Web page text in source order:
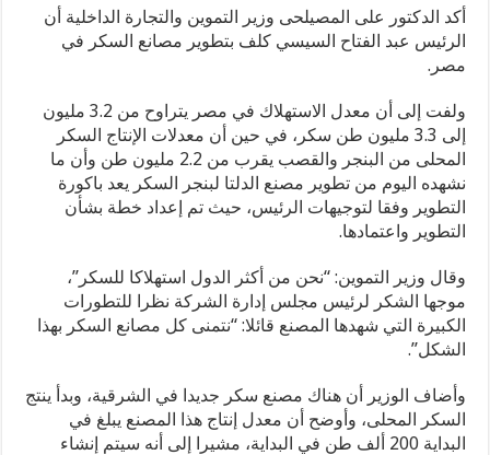
مجموعة بيك الباتروس للفنادق تطلق Capri City أكبر مدينة سياحية متكاملة في سهل حشيش تضم 6 منتجعات و5 آلاف غرفة
مدحت بركات: الرئيس السيسي يكتب صفحة جديدة في تاريخ مصر
جابر البغدادي: رؤية الرئيس السيسي تؤكد ريادة مصر في إفريقيا
الجهني: ما قدمته “صحة سوهاج” ومستشفى جهينة يعكس أداءً
مدحت بركات: مشروع الباشوات في سفنكس ينطلق بعد حسم نزاع قديم مع الزراعة.. ولم يكن يومًا مع هيئة المجتمعات العمرانيةفي حوار مع الطريقأكد المهندس مدحت بركات رئيس مجلس إدارة شركة الباشوات للتنمية العمرانية واستصلاح الأراضي، أن مدينة مدينة سفنكس الجديدة تمثل واحدة من أهم فرص الاستثمار العقاري والسياحي في مصر خلال
في ليلة استثنائية.. أميرات المملكة المغربية وعقيلة الرئيس
«عصب الدولة».. الاستثمار الحقيقي في شباب الجمهورية الجديدة
مدحت بركات يكتب: كلمة حق في حسام حسن
أكد الدكتور على المصيلحى وزير التموين والتجارة الداخلية أن
الرئيس عبد الفتاح السيسي كلف بتطوير مصانع السكر في
مصر.
ولفت إلى أن معدل الاستهلاك في مصر يتراوح من 3.2 مليون
إلى 3.3 مليون طن سكر، في حين أن معدلات الإنتاج السكر
المحلى من البنجر والقصب يقرب من 2.2 مليون طن وأن ما
نشهده اليوم من تطوير مصنع الدلتا لبنجر السكر يعد باكورة
التطوير وفقا لتوجيهات الرئيس، حيث تم إعداد خطة بشأن
التطوير واعتمادها.
وقال وزير التموين: “نحن من أكثر الدول استهلاكا للسكر”،
موجها الشكر لرئيس مجلس إدارة الشركة نظرا للتطورات
الكبيرة التي شهدها المصنع قائلا: “نتمنى كل مصانع السكر بهذا
الشكل”.
وأضاف الوزير أن هناك مصنع سكر جديدا في الشرقية، وبدأ ينتج
السكر المحلى، وأوضح أن معدل إنتاج هذا المصنع يبلغ في
البداية 200 ألف طن في البداية، مشيرا إلى أنه سيتم إنشاء